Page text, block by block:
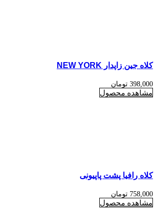
کلاه جین زاپدار NEW YORK
398,000 تومان
مشاهده محصول
کلاه رافیا پشت پاپیونی
758,000 تومان
مشاهده محصول